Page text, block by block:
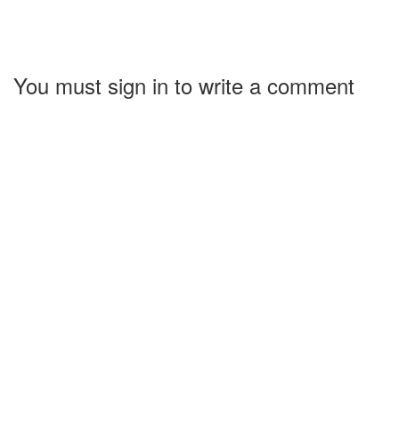
You must sign in to write a comment